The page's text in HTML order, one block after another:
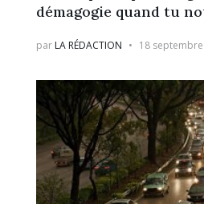
démagogie quand tu
par LA RÉDACTION 18